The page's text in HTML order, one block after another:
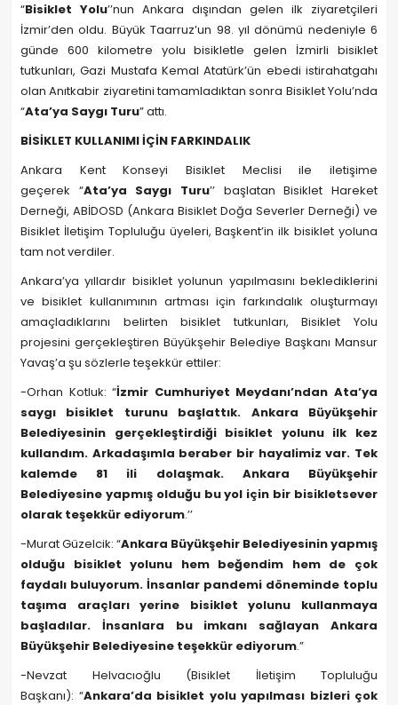
“Bisiklet Yolu’’nun Ankara dışından gelen ilk ziyaretçileri
İzmir’den oldu. Büyük Taarruz’un 98. yıl dönümü nedeniyle 6
günde 600 kilometre yolu bisikletle gelen İzmirli bisiklet
tutkunları, Gazi Mustafa Kemal Atatürk’ün ebedi istirahatgahı
olan Anıtkabir ziyaretini tamamladıktan sonra Bisiklet Yolu’nda
“Ata’ya Saygı Turu” attı.
BİSİKLET KULLANIMI İÇİN FARKINDALIK
Ankara Kent Konseyi Bisiklet Meclisi ile iletişime
geçerek “Ata’ya Saygı Turu’’ başlatan Bisiklet Hareket
Derneği, ABİDOSD (Ankara Bisiklet Doğa Severler Derneği) ve
Bisiklet İletişim Topluluğu üyeleri, Başkent’in ilk bisiklet yoluna
tam not verdiler.
Ankara’ya yıllardır bisiklet yolunun yapılmasını beklediklerini
ve bisiklet kullanımının artması için farkındalık oluşturmayı
amaçladıklarını belirten bisiklet tutkunları, Bisiklet Yolu
projesini gerçekleştiren Büyükşehir Belediye Başkanı Mansur
Yavaş’a şu sözlerle teşekkür ettiler:
-Orhan Kotluk: “İzmir Cumhuriyet Meydanı’ndan Ata’ya
saygı bisiklet turunu başlattık. Ankara Büyükşehir
Belediyesinin gerçekleştirdiği bisiklet yolunu ilk kez
kullandım. Arkadaşımla beraber bir hayalimiz var. Tek
kalemde 81 ili dolaşmak. Ankara Büyükşehir
Belediyesine yapmış olduğu bu yol için bir bisikletsever
olarak teşekkür ediyorum.’’
-Murat Güzelcik: “Ankara Büyükşehir Belediyesinin yapmış
olduğu bisiklet yolunu hem beğendim hem de çok
faydalı buluyorum. İnsanlar pandemi döneminde toplu
taşıma araçları yerine bisiklet yolunu kullanmaya
başladılar. İnsanlara bu imkanı sağlayan Ankara
Büyükşehir Belediyesine teşekkür ediyorum.”
-Nevzat Helvacıoğlu (Bisiklet İletişim Topluluğu
Başkanı): “Ankara’da bisiklet yolu yapılması bizleri çok